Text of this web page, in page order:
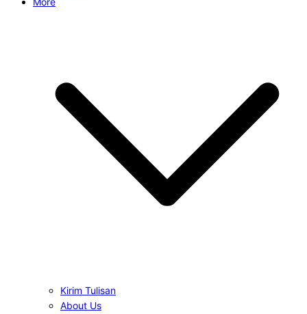
Kirim Tulisan
About Us